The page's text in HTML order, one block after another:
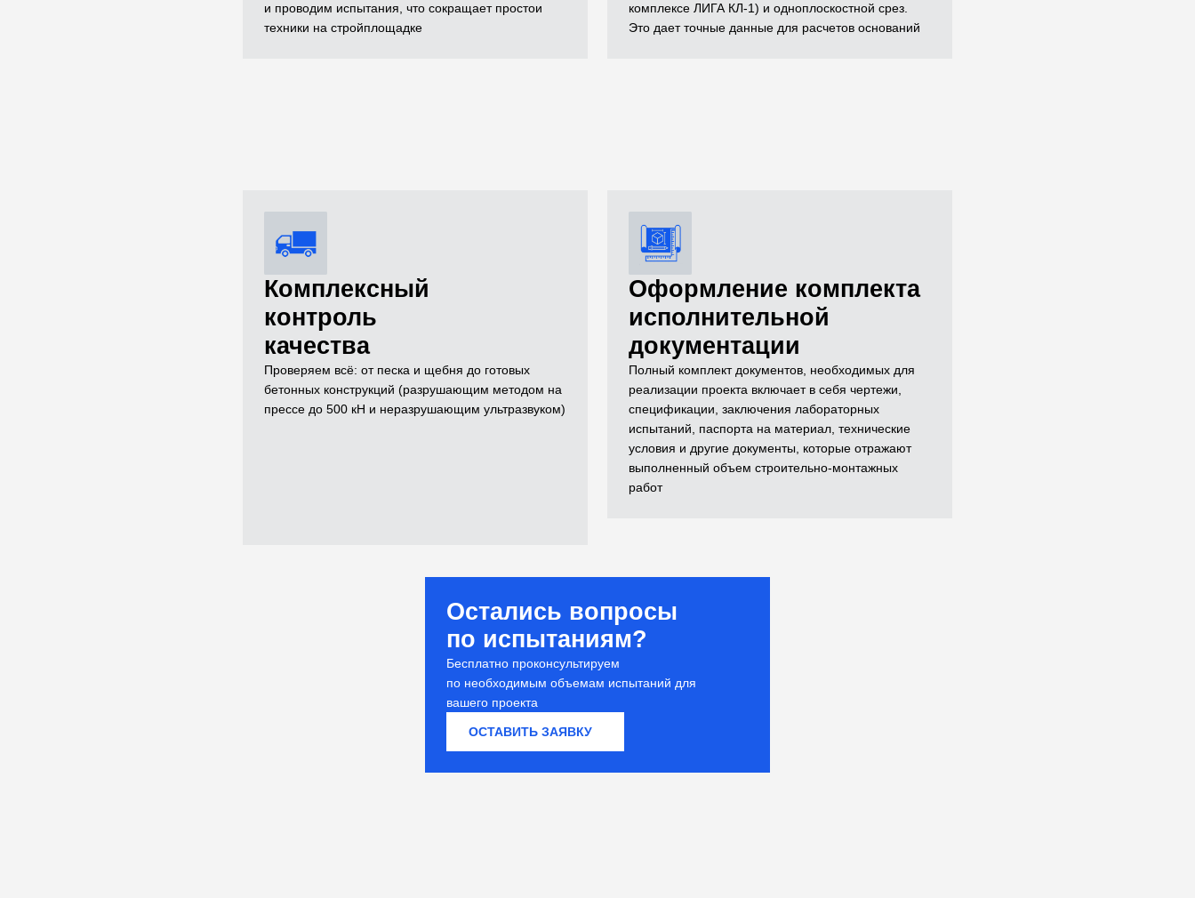
и проводим испытания, что сокращает простои
техники на стройплощадке
Комплексный
контроль
качества
Проверяем всё: от песка и щебня до готовых
бетонных конструкций (разрушающим методом на
прессе до 500 кН и неразрушающим ультразвуком)
комплексе ЛИГА КЛ-1) и одноплоскостной срез.
Это дает точные данные для расчетов оснований
Оформление комплекта
исполнительной
документации
Полный комплект документов, необходимых для
реализации проекта включает в себя чертежи,
спецификации, заключения лабораторных
испытаний, паспорта на материал, технические
условия и другие документы, которые отражают
выполненный объем строительно-монтажных
работ
Остались вопросы
по испытаниям?
Бесплатно проконсультируем
по необходимым объемам испытаний для
вашего проекта
ОСТАВИТЬ ЗАЯВКУ